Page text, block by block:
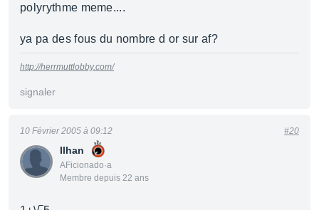
polyrythme meme....
ya pa des fous du nombre d or sur af?
http://herrmuttlobby.com/
signaler
Ilhan
AFicionado·a
Membre depuis 22 ans
10 Février 2005 à 09:12 #20